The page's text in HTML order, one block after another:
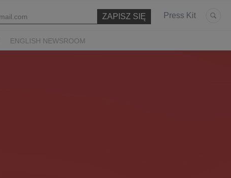
Press Kit
ENGLISH NEWSROOM